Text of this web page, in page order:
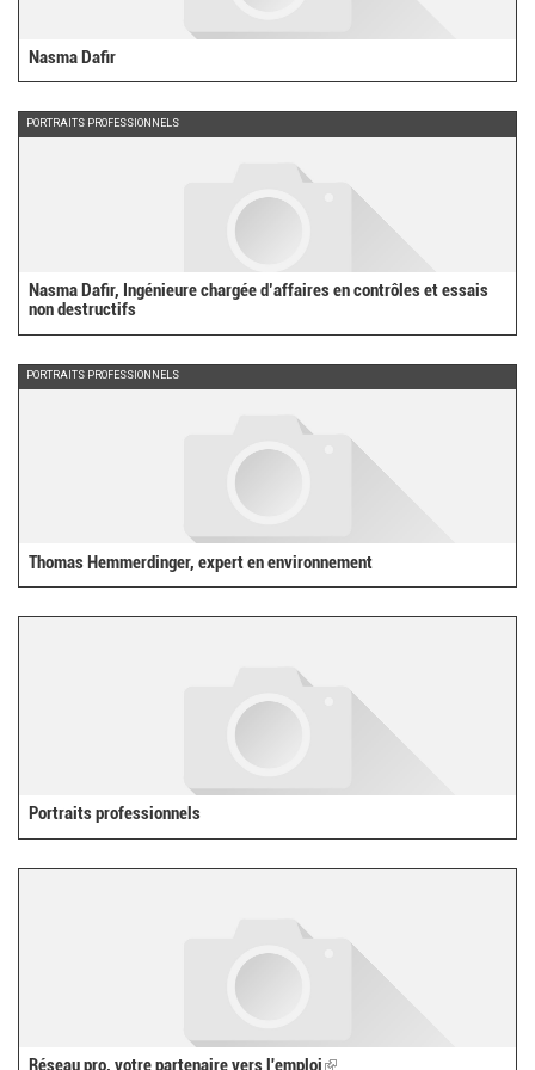
Nasma Dafir
PORTRAITS PROFESSIONNELS
Nasma Dafir, Ingénieure chargée d’affaires en contrôles et essais
non destructifs
PORTRAITS PROFESSIONNELS
Thomas Hemmerdinger, expert en environnement
Portraits professionnels